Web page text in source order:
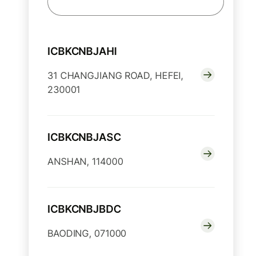
ICBKCNBJAHI
31 CHANGJIANG ROAD, HEFEI,
230001
ICBKCNBJASC
ANSHAN, 114000
ICBKCNBJBDC
BAODING, 071000